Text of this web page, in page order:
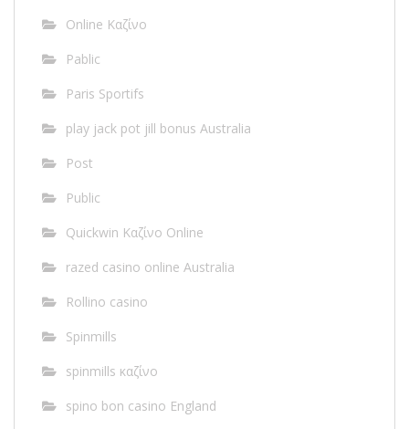
Online Καζίνο
Pablic
Paris Sportifs
play jack pot jill bonus Australia
Post
Public
Quickwin Καζίνο Online
razed casino online Australia
Rollino casino
Spinmills
spinmills καζίνο
spino bon casino England